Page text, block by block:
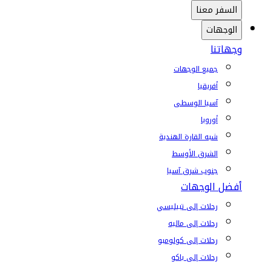
السفر معنا
الوجهات
وجهاتنا
جميع الوجهات
أفريقيا
آسيا الوسطى
أوروبا
شبه القارة الهندية
الشرق الأوسط
جنوب شرق آسيا
أفضل الوجهات
رحلات إلى تبيليسي
رحلات إلى ماليه
رحلات إلى كولومبو
رحلات إلى باكو